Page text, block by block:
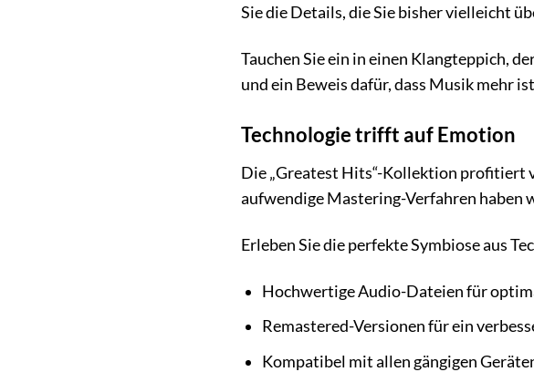
Sie die Details, die Sie bisher vielleicht
Tauchen Sie ein in einen Klangteppich,
und ein Beweis dafür, dass Musik mehr
Technologie trifft auf Emotion
Die „Greatest Hits“-Kollektion profitiert
aufwendige Mastering-Verfahren haben
Erleben Sie die perfekte Symbiose aus
Hochwertige Audio-Dateien für
Remastered-Versionen für ein
Kompatibel mit allen gängigen